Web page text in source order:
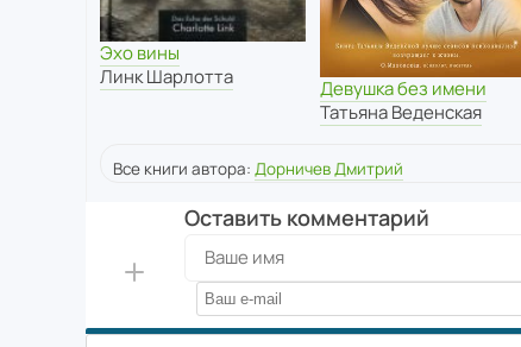
Эхо вины
Линк Шарлотта
Девушка без имени
Татьяна Веденская
Все книги автора: Дорничев Дмитрий
Оставить комментарий